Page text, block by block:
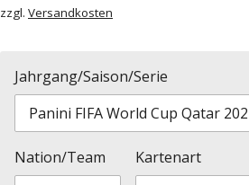
zzgl. Versandkosten
Jahrgang/Saison/Serie
Nation/Team Kartenart